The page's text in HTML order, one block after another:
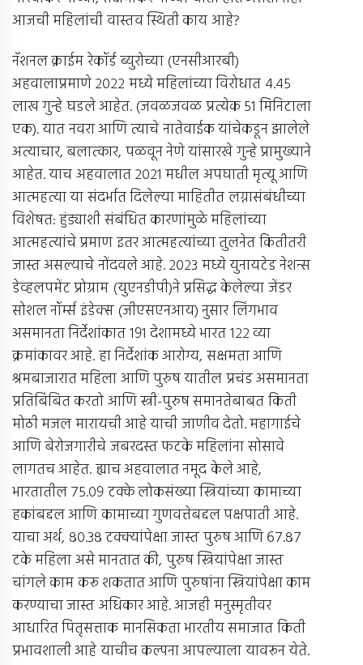
आजची महिलांची वास्तव स्थिती काय आहे?
नॅशनल क्राईम रेकॉर्ड ब्युरोच्या (एनसीआरबी)
अहवालाप्रमाणे २०२२ मध्ये महिलांच्या विरोधात ४.४५
लाख गुन्हे घडले आहेत. (जवळजवळ प्रत्येक ५१ मिनिटाला
एक). यात नवरा आणि त्याचे नातेवाईक यांचेकडून झालेले
अत्याचार, बलात्कार, पळवून नेणे यांसारखे गुन्हे प्रामुख्याने
आहेत. याच अहवालात २०२१ मधील अपघाती मृत्यू आणि
आत्महत्या या संदर्भात दिलेल्या माहितीत लग्नासंबंधीच्या
विशेषत: हुंड्याशी संबंधित कारणांमुळे महिलांच्या
आत्महत्यांचे प्रमाण इतर आत्महत्यांच्या तुलनेत कितीतरी
जास्त असल्याचे नोंदवले आहे. २०२३ मध्ये युनायटेड नेशन्स
डेव्हलपमेंट प्रोग्राम (युएनडीपी)ने प्रसिद्ध केलेल्या जेंडर
सोशल नॉर्म्स इंडेक्स (जीएसएनआय) नुसार लिंगभाव
असमानता निर्देशांकात १९१ देशामध्ये भारत १२२ व्या
क्रमांकावर आहे. हा निर्देशांक आरोग्य, सक्षमता आणि
श्रमबाजारात महिला आणि पुरुष यातील प्रचंड असमानता
प्रतिबिंबित करतो आणि स्त्री-पुरुष समानतेबाबत किती
मोठी मजल मारायची आहे याची जाणीव देतो. महागाईचे
आणि बेरोजगारीचे जबरदस्त फटके महिलांना सोसावे
लागतच आहेत. ह्याच अहवालात नमूद केले आहे,
भारतातील ७५.०९ टक्के लोकसंख्या स्त्रियांच्या कामाच्या
हकांबद्दल आणि कामाच्या गुणवत्तेबद्दल पक्षपाती आहे.
याचा अर्थ, ८०.३८ टक्क्यांपेक्षा जास्त पुरुष आणि ६७.८७
टके महिला असे मानतात की, पुरुष स्त्रियांपेक्षा जास्त
चांगले काम करू शकतात आणि पुरुषांना स्त्रियांपेक्षा काम
करण्याचा जास्त अधिकार आहे. आजही मनुस्मृतीवर
आधारित पितृसत्ताक मानसिकता भारतीय समाजात किती
प्रभावशाली आहे याचीच कल्पना आपल्याला यावरून येते.